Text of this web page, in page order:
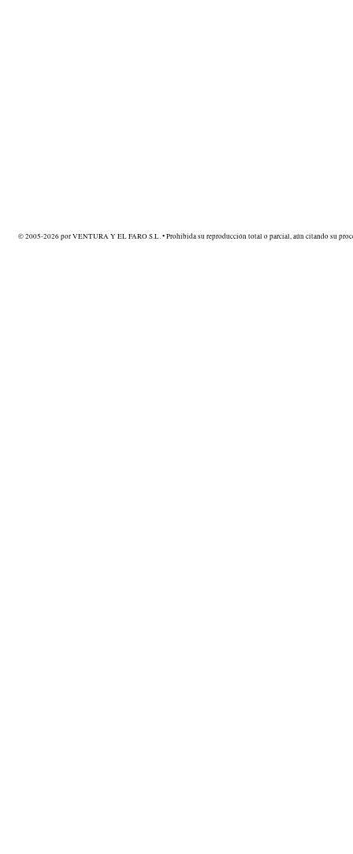
© 2005-2026 por VENTURA Y EL FARO S.L. • Prohibida su reproducción total o parcial, aún citando su